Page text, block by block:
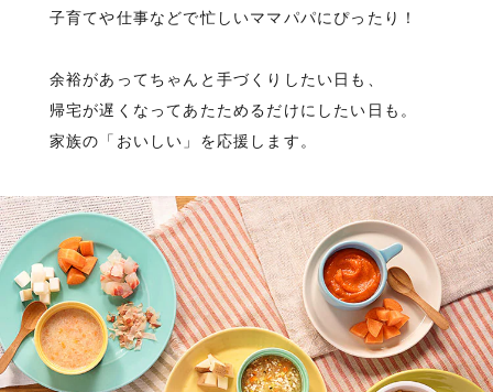
子育てや仕事などで忙しいママパパにぴったり！
余裕があってちゃんと手づくりしたい日も、
帰宅が遅くなってあたためるだけにしたい日も。
家族の「おいしい」を応援します。